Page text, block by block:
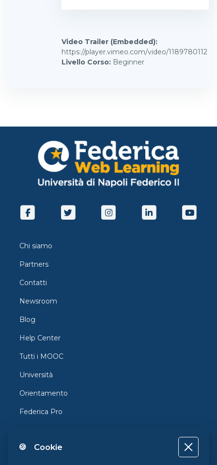
Video Trailer (Embedded):
https://player.vimeo.com/video/1189780112
Livello Corso: Beginner
Chi siamo
Partners
Contatti
Newsroom
Blog
Help Center
Tutti i MOOC
Università
Orientamento
Federica Pro
Federica Coursera
🍪 Cookie